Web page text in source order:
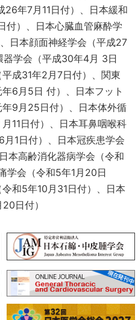
年7月11日付）、日本緩和
付）、日本心臓血管麻酔学
日本顔面神経学会（平成27
器学会（平成30年4月 3日
成31年2月7日付）、関東
6月5日 付）、日本フット
9月25日付）、日本体外循
11日付）、日本耳鼻咽喉科
1日付）、日本冠疾患学会
本高齢消化器病学会（令和
学会（令和5年1月20日
和5年10月31日付）、日本
日付）